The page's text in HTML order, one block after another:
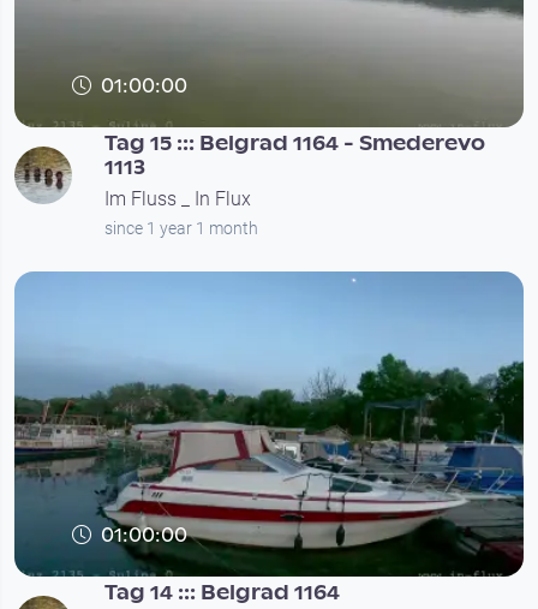
01:00:00
Tag 15 ::: Belgrad 1164 - Smederevo
1113
Im Fluss _ In Flux
since 1 year 1 month
01:00:00
Tag 14 ::: Belgrad 1164